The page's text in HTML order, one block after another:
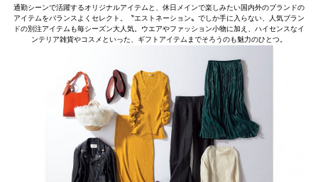
通勤シーンで活躍するオリジナルアイテムと、休日メインで楽しみたい国内外のブランドの
アイテムをバランスよくセレクト。〝エストネーション〟でしか手に入らない、人気ブラン
ドの別注アイテムも毎シーズン大人気。ウエアやファッション小物に加え、ハイセンスなイ
ンテリア雑貨やコスメといった、ギフトアイテムまでそろうのも魅力のひとつ。